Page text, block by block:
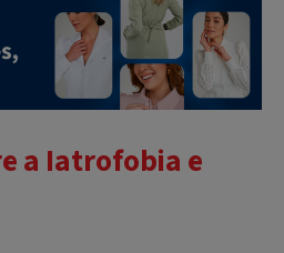
a Iatrofobia e